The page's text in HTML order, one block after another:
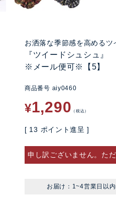
お洒落な季節感を高めるツ
『ツイードシュシュ』
※メール便可※【5】
商品番号 aiy0460
¥1,290 税込
[ 13 ポイント進呈 ]
申し訳ございません。た
お届け：1~4営業日以